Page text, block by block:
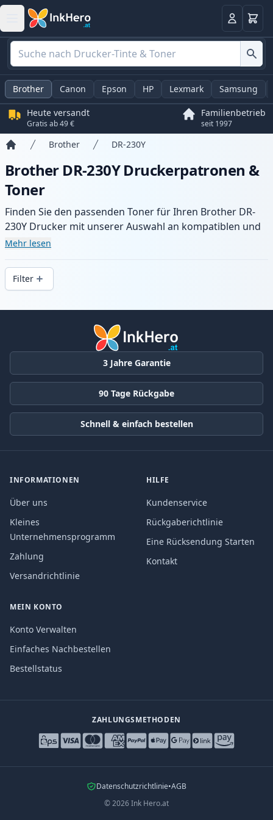
Anmelden
Brother Canon Epson HP Lexmark Samsung
Heute versandt
Gratis ab 49 €
Familienbetrieb
seit 1997
Brother DR-230Y
Brother DR-230Y Druckerpatronen &
Toner
Finden Sie den passenden Toner für Ihren Brother DR-
230Y Drucker mit unserer Auswahl an kompatiblen und
XL-Patronen. Profitieren Sie von gleichbleibender
in .
Mehr lesen
Filter
Produkte
3 Jahre Garantie
90 Tage Rückgabe
Schnell & einfach bestellen
INFORMATIONEN
Über uns
Kleines
Unternehmensprogramm
Zahlung
Versandrichtlinie
HILFE
Kundenservice
Rückgaberichtlinie
Eine Rücksendung Starten
Kontakt
MEIN KONTO
Konto Verwalten
Einfaches Nachbestellen
Bestellstatus
ZAHLUNGSMETHODEN
Datenschutzrichtlinie•AGB
©2026Ink Hero.at